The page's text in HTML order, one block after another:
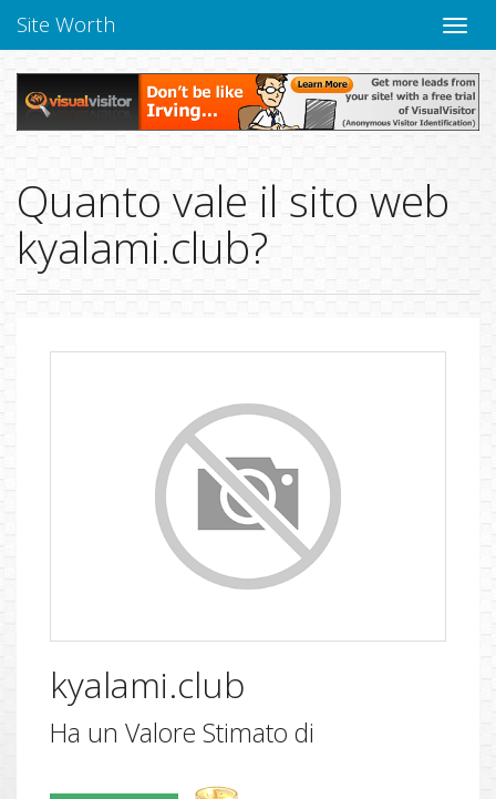
Chiudi
Site Worth
Quanto vale il sito web
kyalami.club?
kyalami.club
Ha un Valore Stimato di